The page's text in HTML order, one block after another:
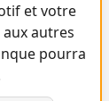
et votre
autres
pourra